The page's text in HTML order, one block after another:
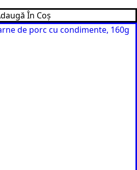
În Coș